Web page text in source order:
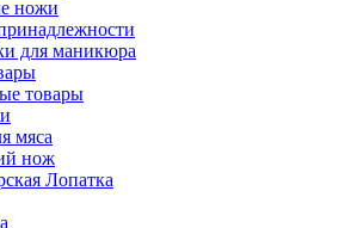
ножи
для маникюра
товары
мяса
нож
Лопатка